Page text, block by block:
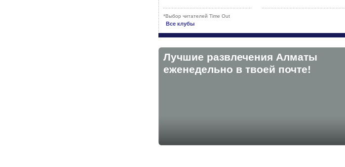
*Выбор читателей Time Out
Все клубы
Лучшие развлечения Алматы
eженедельно в твоей почте!